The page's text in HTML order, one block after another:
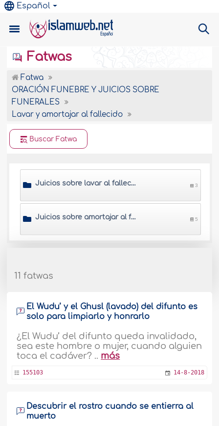
Español
Fatwas
Fatwa
ORACIÓN FUNEBRE Y JUICIOS SOBRE
FUNERALES
Lavar y amortajar al fallecido
Buscar Fatwa
Juicios sobre lavar al fallecido 3
Juicios sobre amortajar al fallecido 5
11 fatwas
El Wudu’ y el Ghusl (lavado) del difunto es
solo para limpiarlo y honrarlo
¿El Wudu’ del difunto queda invalidado,
sea este hombre o mujer, cuando alguien
toca el cadáver? .. más
155103 14-8-2018
Descubrir el rostro cuando se entierra al
muerto